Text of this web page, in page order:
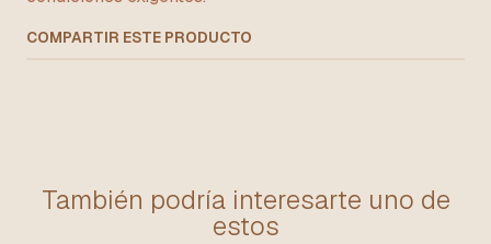
COMPARTIR ESTE PRODUCTO
También podría interesarte uno de
estos